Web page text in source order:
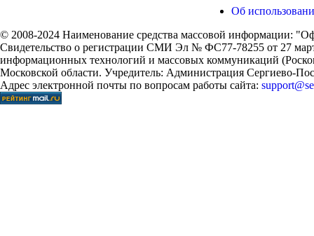
Об
© 2008-2024 Наименование средства массовой информации:
Свидетельство о регистрации СМИ Эл № ФС77-78255 от 27
информационных технологий и массовых коммуникаций
Московской области. Учредитель: Администрация Сергиево-
Адрес электронной почты по вопросам работы сайта: